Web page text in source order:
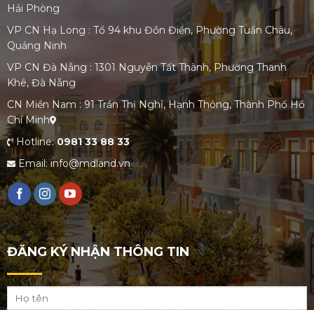
Hải Phòng
VP CN Hạ Long : Tổ 94 khu Đồn Điền, Phường Tuần Châu,
Quảng Ninh
VP CN Đà Nẵng : 1301 Nguyễn Tất Thành, Phường Thanh
Khê, Đà Nẵng
CN Miền Nam : 91 Trần Thị Nghỉ, Hạnh Thông, Thành Phố Hồ
Chí Minh
Hotline:0981 33 88 33
Email: info@mdland.vn
ĐĂNG KÝ NHẬN THÔNG TIN